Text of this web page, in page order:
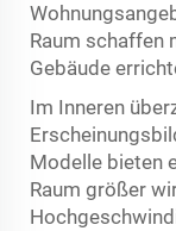
Raum schaffen
Gebäude
Im Inneren
Modelle bieten
Raum größer